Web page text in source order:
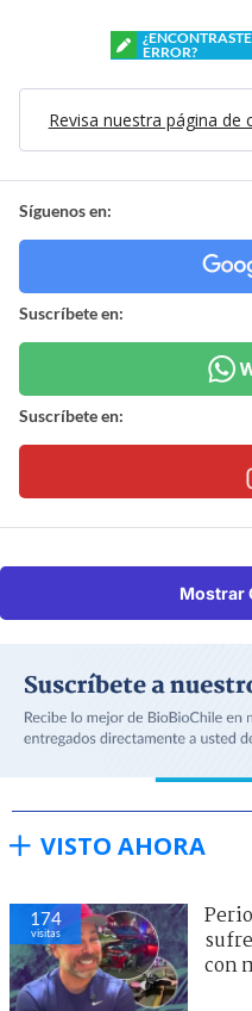
ERROR?
Revisa nuestra página de
Síguenos en:
Suscríbete en:
Suscríbete en:
Mostrar
VISTO AHORA
174
visitas
con